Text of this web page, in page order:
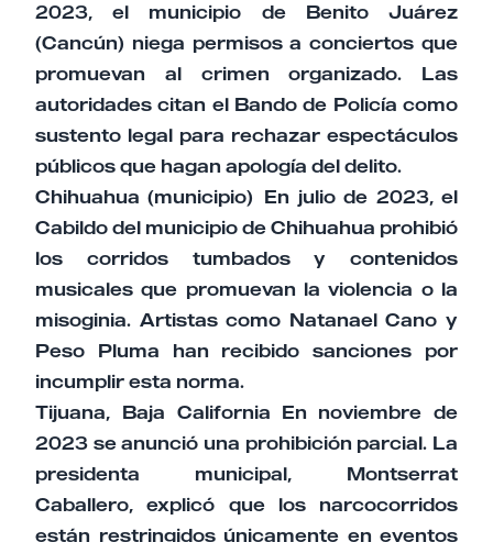
2023, el municipio de Benito Juárez
(Cancún) niega permisos a conciertos que
promuevan al crimen organizado. Las
autoridades citan el Bando de Policía como
sustento legal para rechazar espectáculos
públicos que hagan apología del delito.
Chihuahua (municipio) En julio de 2023, el
Cabildo del municipio de Chihuahua prohibió
los corridos tumbados y contenidos
musicales que promuevan la violencia o la
misoginia. Artistas como Natanael Cano y
Peso Pluma han recibido sanciones por
incumplir esta norma.
Tijuana, Baja California En noviembre de
2023 se anunció una prohibición parcial. La
presidenta municipal, Montserrat
Caballero, explicó que los narcocorridos
están restringidos únicamente en eventos